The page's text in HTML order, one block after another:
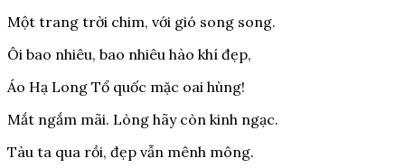
Một trang trời chim, với gió song song.
Ôi bao nhiêu, bao nhiêu hào khí đẹp,
Áo Hạ Long Tổ quốc mặc oai hùng!
Mắt ngắm mãi. Lòng hãy còn kinh ngạc.
Tàu ta qua rồi, đẹp vẫn mênh mông.